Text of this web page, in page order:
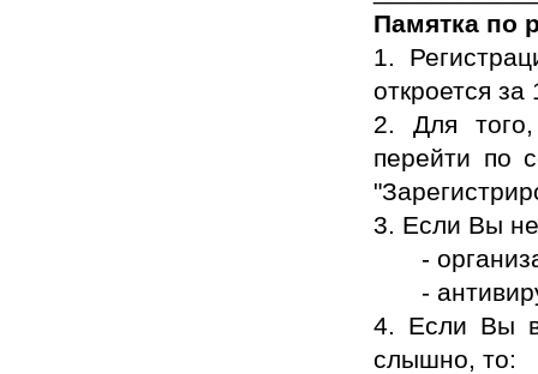
Памятка по
1.
откроется
2. Для
перейти по
3. Если Вы
-
-
4. Если Вы
слышно, то: